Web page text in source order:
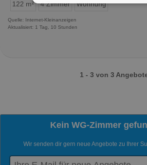
122 m²
4 Zimmer Wohnung
Quelle: Internet-Kleinanzeigen
Aktualisiert: 1 Tag, 10 Stunden
1 - 3 von 3
Kein WG-Zimmer
Wir senden dir gern neue Angebote zu Ihrer